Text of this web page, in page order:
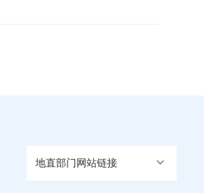
地直部门网站链接